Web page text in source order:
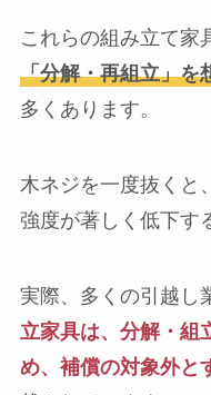
これらの組み立て家
「分解・再組立」を
多くあります。
木ネジを一度抜くと
強度が著しく低下す
実際、多くの引越し
立家具は、分解・組
め、補償の対象外と